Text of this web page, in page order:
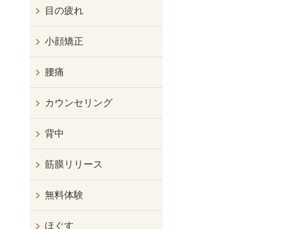
目の疲れ
小顔矯正
腰痛
カウンセリング
背中
筋膜リリース
無料体験
ほぐす